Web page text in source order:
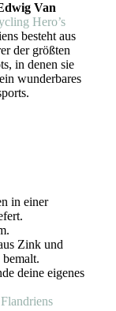
Van
Hero’s
besteht aus
der größten
in denen sie
wunderbares
in einer
Zink und
deine eigenes